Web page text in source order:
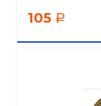
105 a